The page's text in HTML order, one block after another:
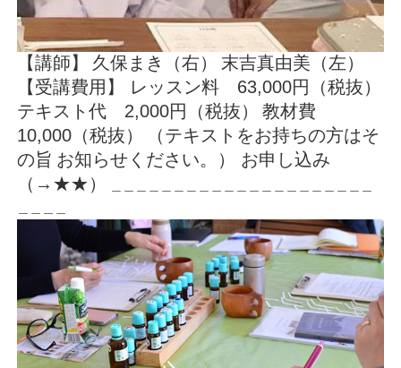
【講師】 久保まき（右）
末吉真由美（左）
【受講費用】
レッスン料 63,000円（税抜）
テキスト代 2,000円（税抜）
教材費
10,000（税抜）
（テキストをお持ちの方はそ
の旨 お知らせください。） お申し込み
（→ ★★）